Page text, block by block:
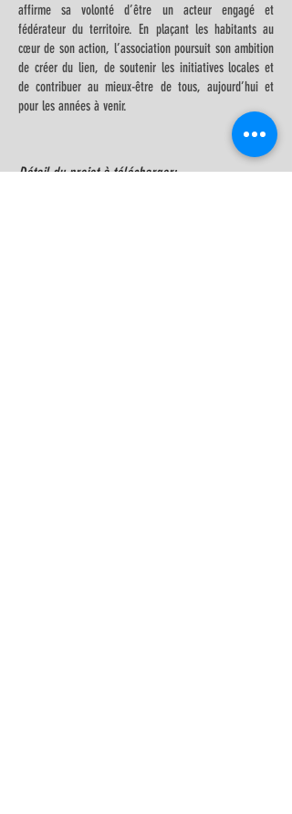
affirme sa volonté d’être un acteur engagé et
fédérateur du territoire. En plaçant les habitants au
cœur de son action, l’association poursuit son ambition
de créer du lien, de soutenir les initiatives locales et
de contribuer au mieux-être de tous, aujourd’hui et
pour les années à venir.
Détail du projet à télécharger: